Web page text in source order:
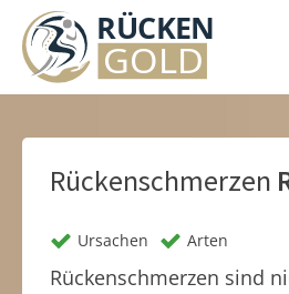
Rückenschmerzen
Ursachen Arten
Rückenschmerzen sind